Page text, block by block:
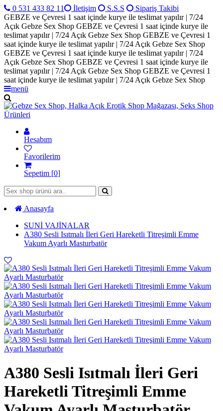
0 531 433 82 11 İletişim S.S.S
Sipariş Takibi
GEBZE ve Çevresi 1 saat içinde kurye ile teslimat yapılır | 7/24
Açık Gebze Sex Shop GEBZE ve Çevresi 1 saat içinde kurye ile
teslimat yapılır | 7/24 Açık Gebze Sex Shop GEBZE ve Çevresi 1
saat içinde kurye ile teslimat yapılır | 7/24 Açık Gebze Sex Shop
GEBZE ve Çevresi 1 saat içinde kurye ile teslimat yapılır | 7/24
Açık Gebze Sex Shop GEBZE ve Çevresi 1 saat içinde kurye ile
teslimat yapılır | 7/24 Açık Gebze Sex Shop GEBZE ve Çevresi 1
saat içinde kurye ile teslimat yapılır | 7/24 Açık Gebze Sex Shop
menü
Hesabım
Favorilerim
Sepetim [0]
Anasayfa
SUNİ VAJİNALAR
A380 Sesli Isıtmalı İleri Geri Hareketli Titreşimli Emme
Vakum Ayarlı Masturbatör
A380 Sesli Isıtmalı İleri Geri
Hareketli Titreşimli Emme